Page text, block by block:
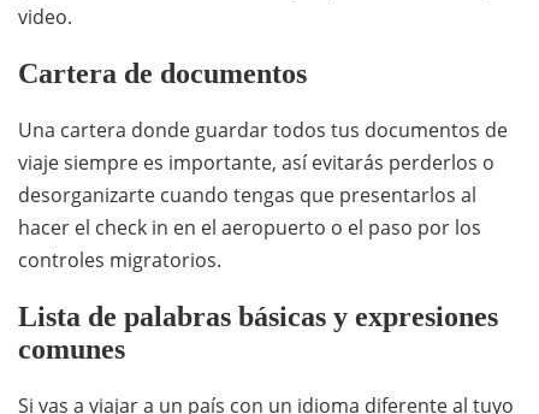
video.
Cartera de documentos
Una cartera donde guardar todos tus documentos de
viaje siempre es importante, así evitarás perderlos o
desorganizarte cuando tengas que presentarlos al
hacer el check in en el aeropuerto o el paso por los
controles migratorios.
Lista de palabras básicas y expresiones
comunes
Si vas a viajar a un país con un idioma diferente al tuyo